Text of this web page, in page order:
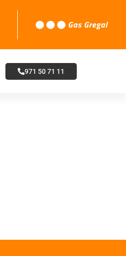
971 50 71 11